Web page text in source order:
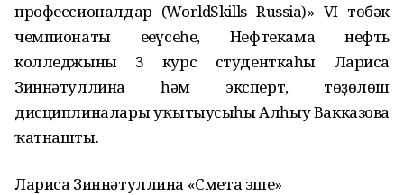
профессионалдар (WorldSkills Russia)» VI төбәк
чемпионаты еңеүсеһе, Нефтекама нефть
колледжының 3 курс студенткаһы Лариса
Зиннәтуллина һәм эксперт, төҙөлөш
дисциплиналары уҡытыусыһы Алһыу Вакказова
ҡатнашты.
Лариса Зиннәтуллина «Смета эше»